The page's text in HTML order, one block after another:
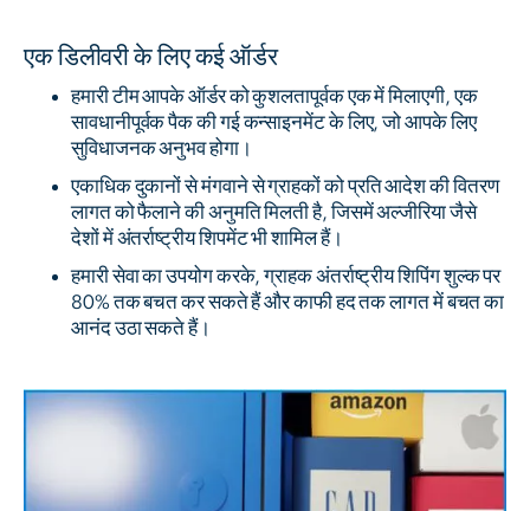
एक डिलीवरी के लिए कई ऑर्डर
हमारी टीम आपके ऑर्डर को कुशलतापूर्वक एक में मिलाएगी, एक
सावधानीपूर्वक पैक की गई कन्साइनमेंट के लिए, जो आपके लिए
सुविधाजनक अनुभव होगा।
एकाधिक दुकानों से मंगवाने से ग्राहकों को प्रति आदेश की वितरण
लागत को फैलाने की अनुमति मिलती है, जिसमें अल्जीरिया जैसे
देशों में अंतर्राष्ट्रीय शिपमेंट भी शामिल हैं।
हमारी सेवा का उपयोग करके, ग्राहक अंतर्राष्ट्रीय शिपिंग शुल्क पर
80% तक बचत कर सकते हैं और काफी हद तक लागत में बचत का
आनंद उठा सकते हैं।